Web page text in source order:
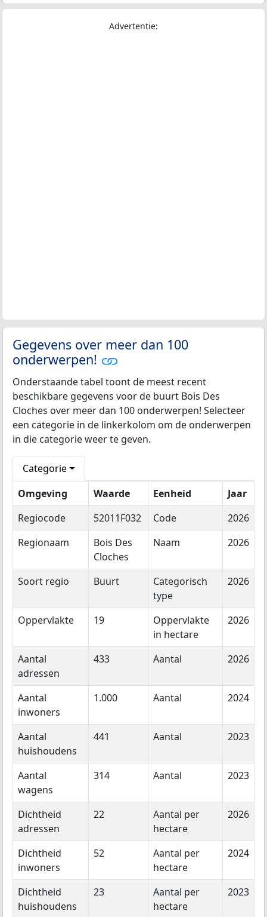
Advertentie:
Gegevens over meer dan 100
onderwerpen!
Onderstaande tabel toont de meest recent
beschikbare gegevens voor de buurt Bois Des
Cloches over meer dan 100 onderwerpen! Selecteer
een categorie in de linkerkolom om de onderwerpen
in die categorie weer te geven.
Categorie
Omgeving
Waarde Eenheid
Jaar
Regiocode
52011F032 Code
2026
Regionaam
Bois Des
Cloches
Naam 2026
Soort regio Buurt
Categorisch
type
2026
Oppervlakte 19
Oppervlakte
in hectare
2026
Aantal
adressen
433 Aantal 2026
Aantal
inwoners
1.000 Aantal 2024
Aantal
huishoudens
441 Aantal 2023
Aantal
wagens
314 Aantal 2023
Dichtheid
adressen
22
Aantal per
hectare
2026
Dichtheid
inwoners
52
Aantal per
hectare
2024
Dichtheid
huishoudens
23
Aantal per
hectare
2023